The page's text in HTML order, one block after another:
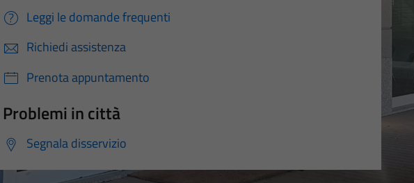
Leggi le domande frequenti
Richiedi assistenza
Prenota appuntamento
Problemi in città
Segnala disservizio